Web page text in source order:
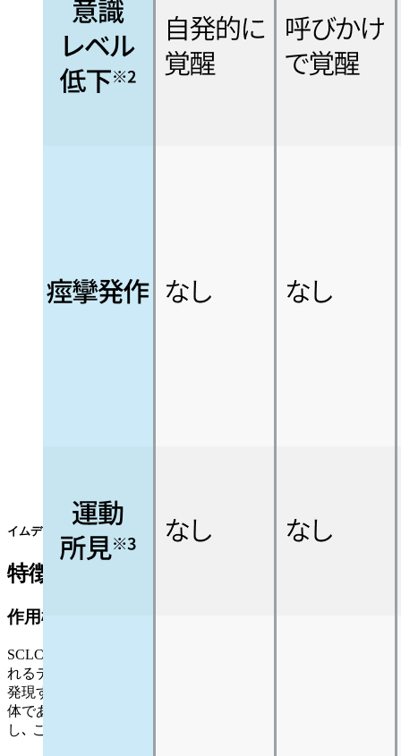
イムデトラ®点滴静注 添付文書¹⁾より引用
特徴と注意点
作用機序について
SCLC患者の約85~96％の腫瘍細胞表面に発現しているとさ
れるデルタ様リガンド3 (DLL3) と､ 免疫系のT細胞の表面に
発現するCD3の両方に結合するよう設計された二重特異性抗
体である(BiTE®)｡ T細胞とSCLC細胞との間に複合体を形成
し､ これによりT細胞を活性化させて腫瘍細胞を溶解させる｡